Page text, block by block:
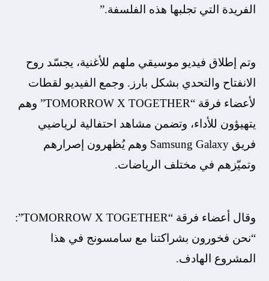
الفريدة التي تجلبها هذه الفلسفة.”
وتم إطلاق فيديو موسيقي ملهم للأغنية، يجسّد روح
الانفتاح والتحدي بشكل بارز. وجمع الفيديو لقطات
لأعضاء فرقة “TOMORROW X TOGETHER” وهم
يتهيؤون للأداء، وتضمن مشاهد احتفالية لرياضيي
فريق Samsung Galaxy وهم يُظهرون إصرارهم
وتميّزهم في مختلف الرياضات.
وقال أعضاء فرقة “TOMORROW X TOGETHER”:
“نحن فخورون بشراكتنا مع سامسونج في هذا
المشروع الهادف.